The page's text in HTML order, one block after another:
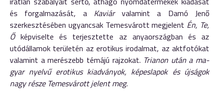
és forgalmazá­sát, a Kaviárvalamint a Damó Jenő
szerkesztésében ugyancsak Temesvárott megjelent Én, Te,
Őképviselte és terjesztette az anya­országban és az
utódállamok terü­letén az erotikus irodalmat, az aktfotókat
valamint a merészebb té­májú rajzokat. Trianon után a ma­
gyar nyelvű erotikus kiadványok, képeslapok és újságok
nagy része Temesvárott jelent meg.